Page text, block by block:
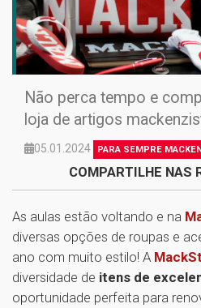
Não perca tempo e
loja de artigos
05.01.2024 PARA SEMPRE
COMPARTILHE NAS
As aulas estão voltando e na
diversas opções de roupas e
ano com muito estilo! A
diversidade de itens de
oportunidade perfeita para